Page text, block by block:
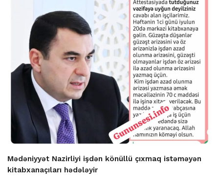
Mədəniyyət Nazirliyi işdən könüllü çıxmaq istəməyən
kitabxanaçıları hədələyir